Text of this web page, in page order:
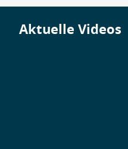
Aktuelle Videos